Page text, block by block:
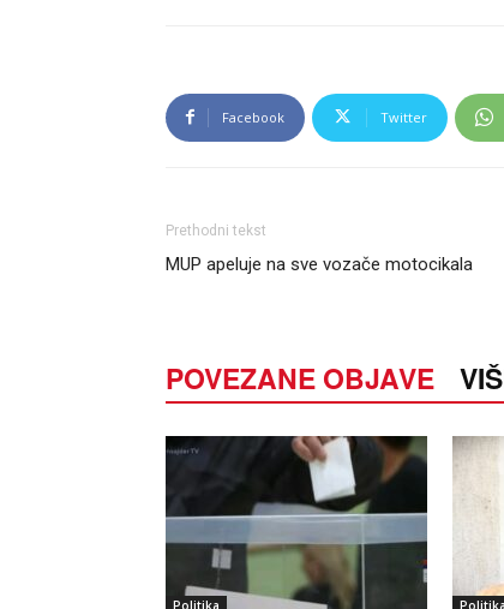
Facebook Twitter
Prethodni tekst
MUP apeluje na sve vozače motocikala
POVEZANE OBJAVE
Politika Politika